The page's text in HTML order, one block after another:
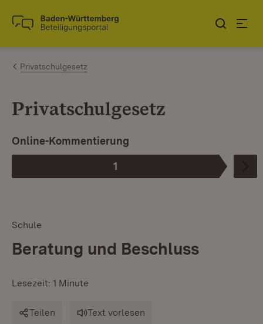
Zum Inhalt springen
Link zur Startseite
Privatschulgesetz
Privatschulgesetz
Phase
1
:
Online-Kommentierung
Schule
Beratung und Beschluss
Lesezeit: 1 Minute
Teilen Text vorlesen